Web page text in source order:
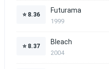
⭐ 8.36
Futurama
1999
⭐ 8.37
Bleach
2004